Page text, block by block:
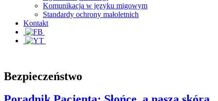
Komunikacja w języku migowym
Standardy ochrony małoletnich
Kontakt
Bezpieczeństwo